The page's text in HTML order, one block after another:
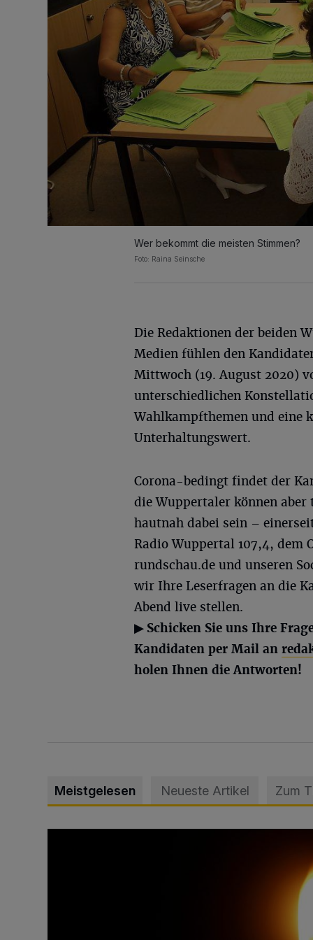
Wer bekommt die meisten Stimmen?
Foto: Raina Seinsche
Die Redaktionen der beiden
Medien fühlen den
Mittwoch (19. August 2020)
unterschiedlichen
Wahlkampfthemen und eine
Unterhaltungswert.
Corona-bedingt findet der
die Wuppertaler können
hautnah dabei sein –
Radio Wuppertal 107,4,
rundschau.de und unseren
wir Ihre Leserfragen an die
Abend live stellen.
▶ Schicken Sie uns Ihre
Kandidaten per Mail an
holen Ihnen die Antworten!
Meistgelesen Neueste Artikel Zum